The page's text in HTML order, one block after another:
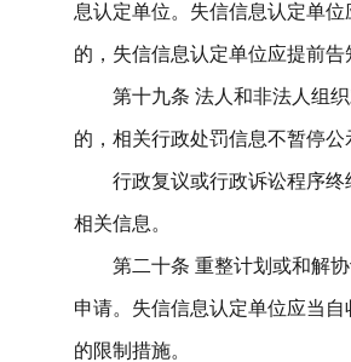
息认定单位。 失信信息认定单位
的，失信信息认定单位应提前告
第十九条 法人和非法人组织
的，相关行政处罚信息不暂停公
行政复议或行政诉讼程序终
相关信息。
第二十条 重整计划或和解
申请。失信信息认定单位应当自
的限制 措施。